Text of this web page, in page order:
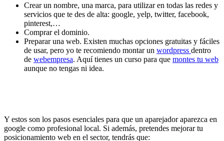
Crear un nombre, una marca, para utilizar en todas las redes y
servicios que te des de alta: google, yelp, twitter, facebook,
pinterest,…
Comprar el dominio.
Preparar una web. Existen muchas opciones gratuitas y fáciles
de usar, pero yo te recomiendo montar un wordpress dentro
de webempresa. Aquí tienes un curso para que montes tu web
aunque no tengas ni idea.
Y estos son los pasos esenciales para que un aparejador aparezca en
google como profesional local. Si además, pretendes mejorar tu
posicionamiento web en el sector, tendrás que: